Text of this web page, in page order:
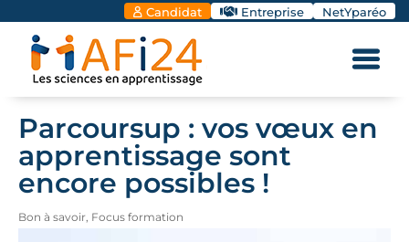
Candidat Entreprise NetYparéo
Parcoursup : vos vœux en
apprentissage sont
encore possibles !
Bon à savoir, Focus formation